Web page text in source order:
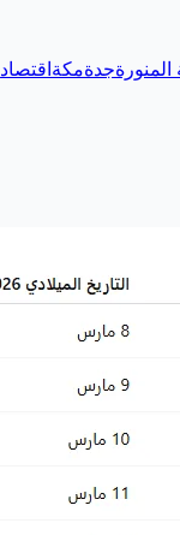
المنورةجدةمكة اقتصاد